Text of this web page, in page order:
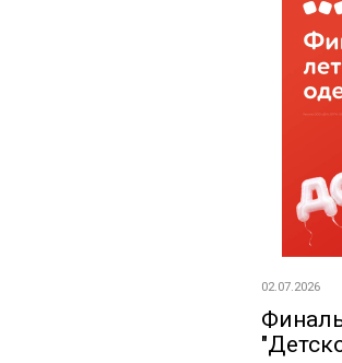
02.07.2026